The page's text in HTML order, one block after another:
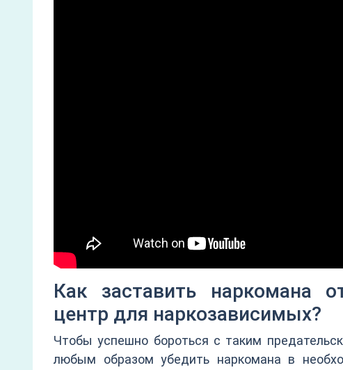
Как заставить наркомана
центр для наркозависимых?
Чтобы успешно бороться с таким
любым образом убедить наркомана в